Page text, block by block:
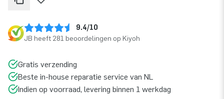
9.4/10
JB heeft 281 beoordelingen op Kiyoh
Gratis verzending
Beste in-house reparatie service van NL
Indien op voorraad, levering binnen 1 werkdag